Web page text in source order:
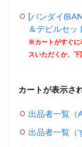
[バンダイ
＆デビルセッ
※カートがすぐに
スいただくか、下
カートが表示さ
出品者一覧（
出品者一覧（